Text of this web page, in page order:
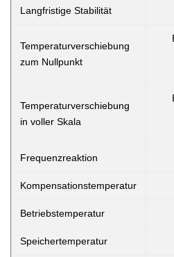
Langfristige Stabilität
Temperaturverschiebung
zum Nullpunkt
Temperaturverschiebung
in voller Skala
Frequenzreaktion
Kompensationstemperatur
Betriebstemperatur
Speichertemperatur